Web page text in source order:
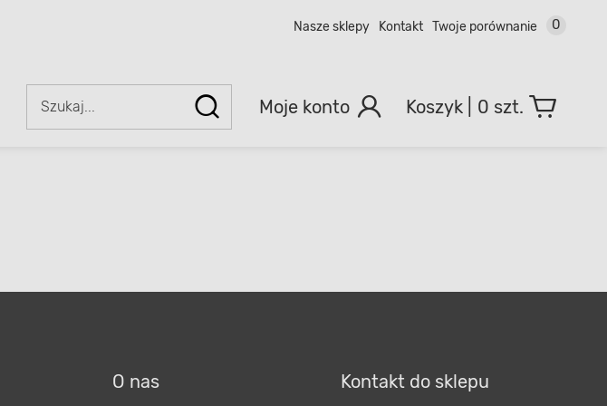
Nasze sklepy Kontakt Twoje porównanie 0
Moje konto 0 szt.
O nas Kontakt do sklepu